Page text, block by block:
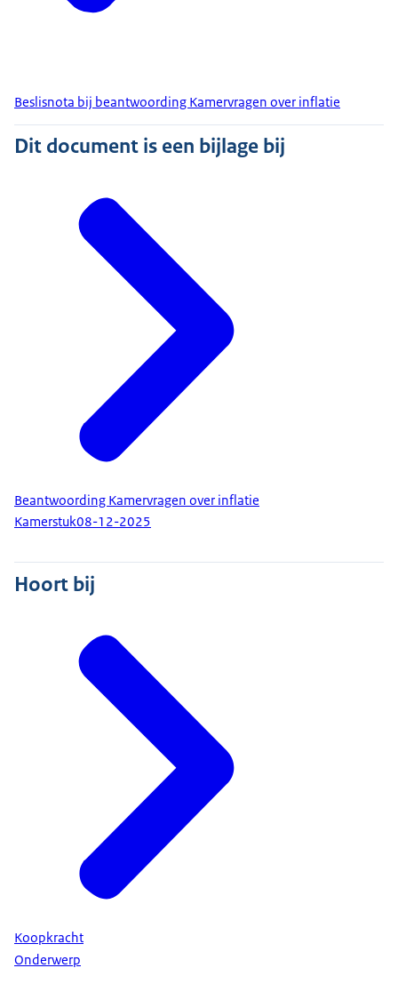
Beslisnota bij beantwoording Kamervragen over inflatie
Dit document is een bijlage bij
Beantwoording Kamervragen over inflatie
Kamerstuk08-12-2025
Hoort bij
Koopkracht
Onderwerp